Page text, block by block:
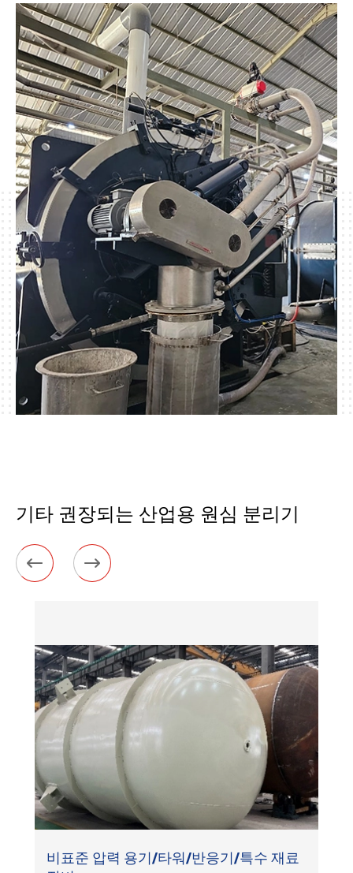
기타 권장되는 산업용 원심 분리기
 
비표준 압력 용기/타워/반응기/특수 재료